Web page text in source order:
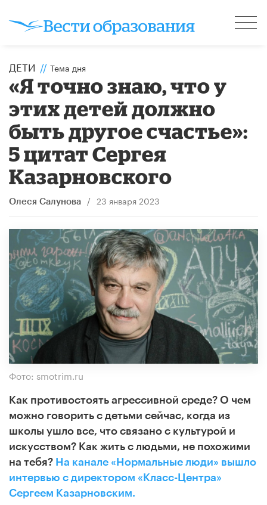
ДЕТИ // Тема дня
«Я точно знаю, что у
этих детей должно
быть другое счастье»:
5 цитат Сергея
Казарновского
Олеся Салунова / 23 января 2023
Фото: smotrim.ru
Как противостоять агрессивной среде? О чем
можно говорить с детьми сейчас, когда из
школы ушло все, что связано с культурой и
искусством? Как жить с людьми, не похожими
на тебя? На канале «Нормальные люди» вышло
интервью с директором «Класс-Центра»
Сергеем Казарновским.